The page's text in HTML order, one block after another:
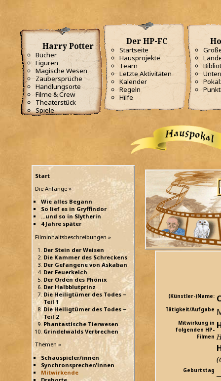
Harry Potter
Bücher
Figuren
Magische Wesen
Zaubersprüche
Handlungsorte
Filme & Crew
Theaterstück
Spiele
Der HP-FC
Startseite
Hausprojekte
Team
Letzte Aktivitäten
Kalender
Regeln
Hilfe
Start
Die Anfänge »
Wie alles Begann
So lief es in Gryffindor
...und so in Slytherin
4 Jahre später
Filminhaltsbeschreibungen »
Der Stein der Weisen
Die Kammer des Schreckens
Der Gefangene von Askaban
Der Feuerkelch
Der Orden des Phönix
Der Halbblutprinz
Die Heiligtümer des Todes –
Teil 1
Die Heiligtümer des Todes –
Teil 2
Phantastische Tierwesen
Grindelwalds Verbrechen
Themen »
Schauspieler/innen
Synchronsprecher/innen
Mitwirkende
(Künstler-)Name:
Tätigkeit/Aufgabe
Mitwirkung in
folgenden HP-
Filmen
Geburtstag